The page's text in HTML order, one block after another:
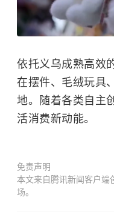
依托义乌成熟高效
在摆件、毛绒玩具
地。随着各类自主
活消费新动能。
免责声明
本文来自腾讯新闻客户端
场。